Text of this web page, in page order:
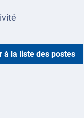
à la liste des postes